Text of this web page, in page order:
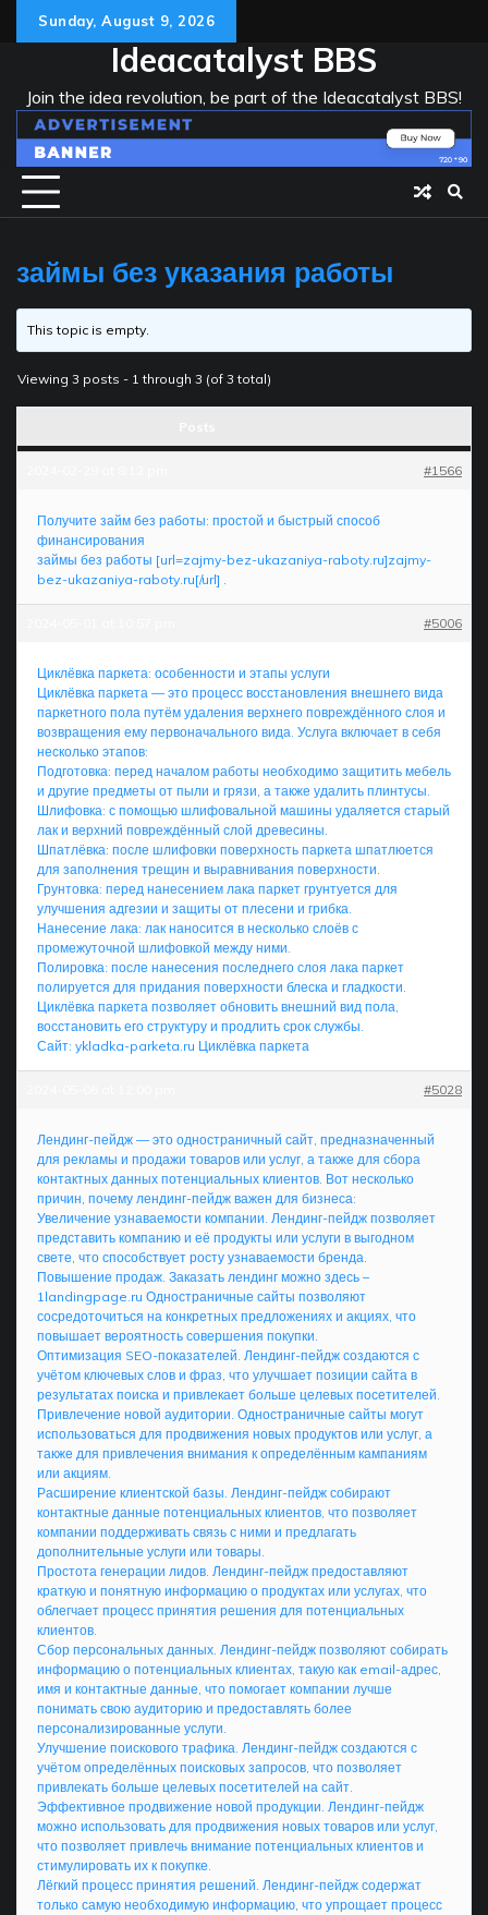
Sunday, August 9, 2026
Ideacatalyst BBS
Join the idea revolution, be part of the Ideacatalyst BBS!
займы без указания работы
This topic is empty.
Viewing 3 posts - 1 through 3 (of 3 total)
#1566
Получите займ без работы: простой и быстрый способ
финансирования
займы без работы [url=zajmy-bez-ukazaniya-raboty.ru]zajmy-
bez-ukazaniya-raboty.ru[/url] .
#5006
Циклёвка паркета: особенности и этапы услуги
Циклёвка паркета — это процесс восстановления внешнего вида
паркетного пола путём удаления верхнего повреждённого слоя и
возвращения ему первоначального вида. Услуга включает в себя
несколько этапов:
Подготовка: перед началом работы необходимо защитить мебель
и другие предметы от пыли и грязи, а также удалить плинтусы.
Шлифовка: с помощью шлифовальной машины удаляется старый
лак и верхний повреждённый слой древесины.
Шпатлёвка: после шлифовки поверхность паркета шпатлюется
для заполнения трещин и выравнивания поверхности.
Грунтовка: перед нанесением лака паркет грунтуется для
улучшения адгезии и защиты от плесени и грибка.
Нанесение лака: лак наносится в несколько слоёв с
промежуточной шлифовкой между ними.
Полировка: после нанесения последнего слоя лака паркет
полируется для придания поверхности блеска и гладкости.
Циклёвка паркета позволяет обновить внешний вид пола,
восстановить его структуру и продлить срок службы.
Сайт: ykladka-parketa.ru Циклёвка паркета
#5028
Лендинг-пейдж — это одностраничный сайт, предназначенный
для рекламы и продажи товаров или услуг, а также для сбора
контактных данных потенциальных клиентов. Вот несколько
причин, почему лендинг-пейдж важен для бизнеса:
Увеличение узнаваемости компании. Лендинг-пейдж позволяет
представить компанию и её продукты или услуги в выгодном
свете, что способствует росту узнаваемости бренда.
Повышение продаж. Заказать лендинг можно здесь –
1landingpage.ru Одностраничные сайты позволяют
сосредоточиться на конкретных предложениях и акциях, что
повышает вероятность совершения покупки.
Оптимизация SEO-показателей. Лендинг-пейдж создаются с
учётом ключевых слов и фраз, что улучшает позиции сайта в
результатах поиска и привлекает больше целевых посетителей.
Привлечение новой аудитории. Одностраничные сайты могут
использоваться для продвижения новых продуктов или услуг, а
также для привлечения внимания к определённым кампаниям
или акциям.
Расширение клиентской базы. Лендинг-пейдж собирают
контактные данные потенциальных клиентов, что позволяет
компании поддерживать связь с ними и предлагать
дополнительные услуги или товары.
Простота генерации лидов. Лендинг-пейдж предоставляют
краткую и понятную информацию о продуктах или услугах, что
облегчает процесс принятия решения для потенциальных
клиентов.
Сбор персональных данных. Лендинг-пейдж позволяют собирать
информацию о потенциальных клиентах, такую как email-адрес,
имя и контактные данные, что помогает компании лучше
понимать свою аудиторию и предоставлять более
персонализированные услуги.
Улучшение поискового трафика. Лендинг-пейдж создаются с
учётом определённых поисковых запросов, что позволяет
привлекать больше целевых посетителей на сайт.
Эффективное продвижение новой продукции. Лендинг-пейдж
можно использовать для продвижения новых товаров или услуг,
что позволяет привлечь внимание потенциальных клиентов и
стимулировать их к покупке.
Лёгкий процесс принятия решений. Лендинг-пейдж содержат
только самую необходимую информацию, что упрощает процесс